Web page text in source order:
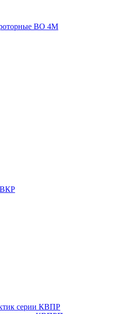
ВО 4М
ВКР
серии КВПР